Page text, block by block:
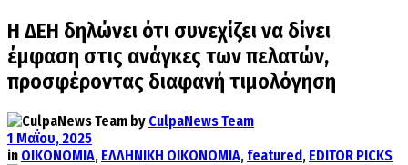
Η ΔΕΗ δηλώνει ότι συνεχίζει να δίνει
έμφαση στις ανάγκες των πελατών,
προσφέροντας διαφανή τιμολόγηση
by CulpaNews Team
1 Μαΐου, 2025
in ΟΙΚΟΝΟΜΙΑ, ΕΛΛΗΝΙΚΗ ΟΙΚΟΝΟΜΙΑ, featured, EDITOR PICKS